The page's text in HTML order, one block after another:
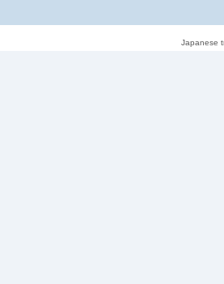
Japanese